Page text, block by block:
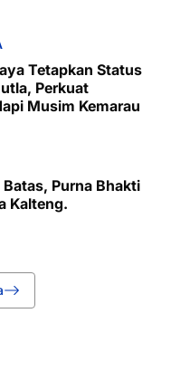
Tetapkan Status
Perkuat
Musim Kemarau
Purna Bhakti
Kalteng.